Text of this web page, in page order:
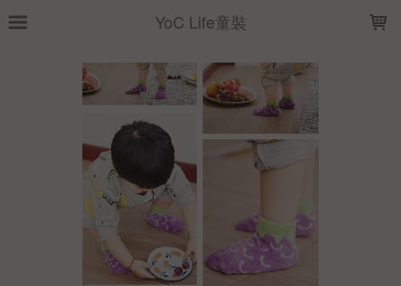
YoC Life童裝